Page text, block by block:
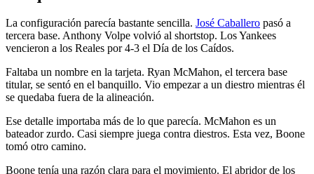
La configuración parecía bastante sencilla. José Caballero pasó a
tercera base. Anthony Volpe volvió al shortstop. Los Yankees
vencieron a los Reales por 4-3 el Día de los Caídos.
Faltaba un nombre en la tarjeta. Ryan McMahon, el tercera base
titular, se sentó en el banquillo. Vio empezar a un diestro mientras él
se quedaba fuera de la alineación.
Ese detalle importaba más de lo que parecía. McMahon es un
bateador zurdo. Casi siempre juega contra diestros. Esta vez, Boone
tomó otro camino.
Boone tenía una razón clara para el movimiento. El abridor de los